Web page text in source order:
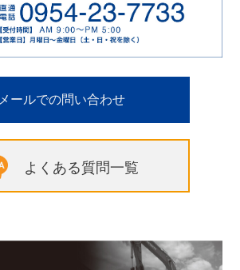
メールでの問い合わせ
よくある質問一覧